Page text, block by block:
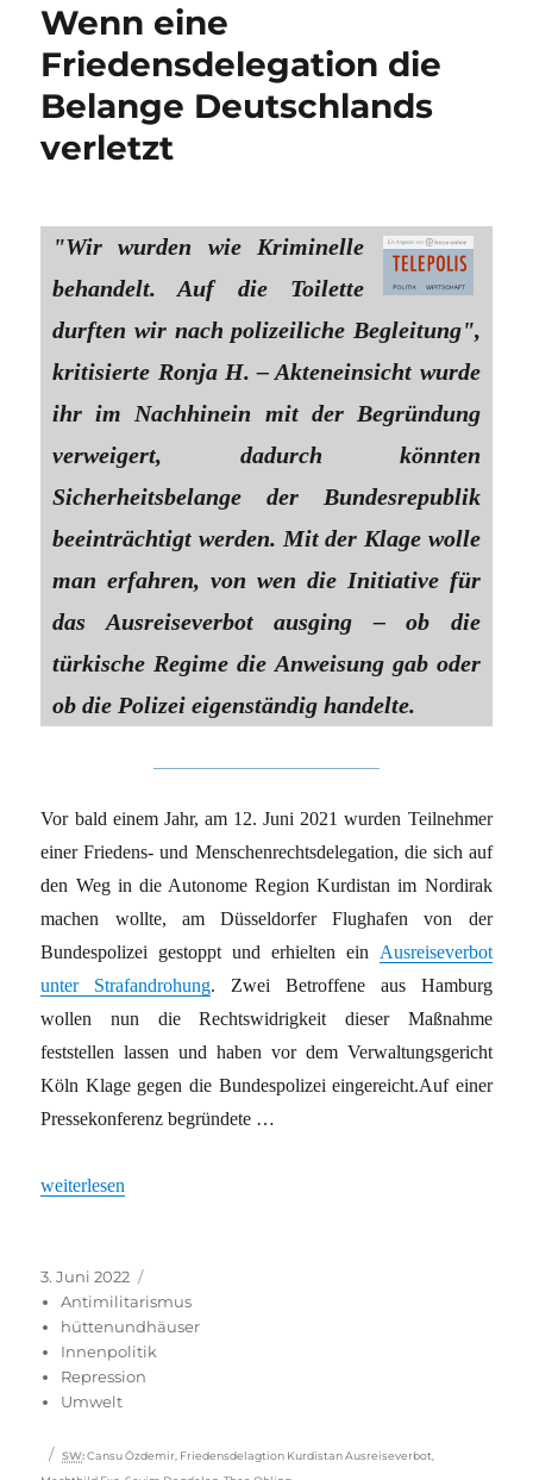
Wenn eine
Friedensdelegation die
Belange Deutschlands
verletzt
"Wir wurden wie Kriminelle
behandelt. Auf die Toilette
durften wir nach polizeiliche Begleitung",
kritisierte Ronja H. – Akteneinsicht wurde
ihr im Nachhinein mit der Begründung
verweigert, dadurch könnten
Sicherheitsbelange der Bundesrepublik
beeinträchtigt werden. Mit der Klage wolle
man erfahren, von wen die Initiative für
das Ausreiseverbot ausging – ob die
türkische Regime die Anweisung gab oder
ob die Polizei eigenständig handelte.
Vor bald einem Jahr, am 12. Juni 2021 wurden Teilnehmer
einer Friedens- und Menschenrechtsdelegation, die sich auf
den Weg in die Autonome Region Kurdistan im Nordirak
machen wollte, am Düsseldorfer Flughafen von der
Bundespolizei gestoppt und erhielten ein Ausreiseverbot
unter Strafandrohung. Zwei Betroffene aus Hamburg
wollen nun die Rechtswidrigkeit dieser Maßnahme
feststellen lassen und haben vor dem Verwaltungsgericht
Köln Klage gegen die Bundespolizei eingereicht.Auf einer
Pressekonferenz begründete …
„Wenn eine Friedensdelegation die Belange Deutschlands
weiterlesen
Veröffentlicht
am
3. Juni 2022
Antimilitarismus
hüttenundhäuser
Innenpolitik
Repression
Umwelt
Schlagwörter
SW: Cansu Özdemir Friedensdelagtion Kurdistan Ausreiseverbot